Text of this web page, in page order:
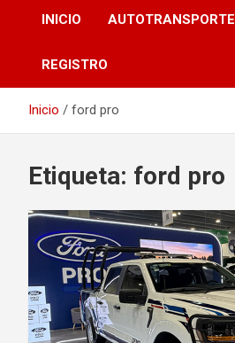
INICIO AUTOTRANSPORTE
REGISTRO
Inicio ford pro
Etiqueta: ford pro